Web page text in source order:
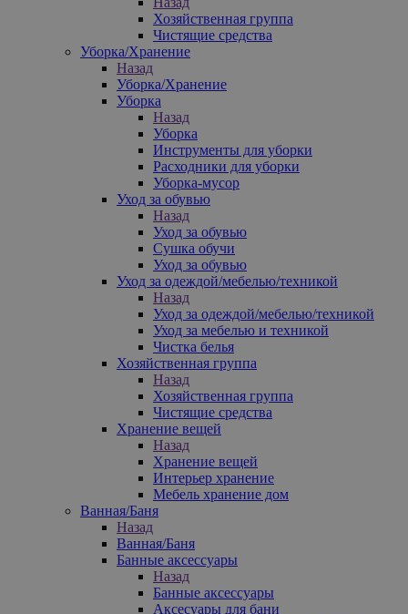
Хозяйственная группа
Чистящие средства
Уборка/Хранение
Назад
Уборка/Хранение
Уборка
Назад
Уборка
Инструменты для уборки
Расходники для уборки
Уборка-мусор
Уход за обувью
Назад
Уход за обувью
Сушка обучи
Уход за обувью
Уход за одеждой/мебелью/техникой
Назад
Уход за одеждой/мебелью/техникой
Уход за мебелью и техникой
Чистка белья
Хозяйственная группа
Назад
Хозяйственная группа
Чистящие средства
Хранение вещей
Назад
Хранение вещей
Интерьер хранение
Мебель хранение дом
Ванная/Баня
Назад
Ванная/Баня
Банные аксессуары
Назад
Банные аксессуары
Аксесуары для бани